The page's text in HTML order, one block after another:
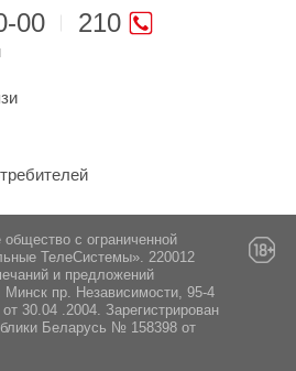
210
00
с ограниченной
ТелеСистемы». 220012
и предложений
Минск пр. Независимости, 95-4
30.04 .2004. Зарегистрирован
Беларусь № 158398 от